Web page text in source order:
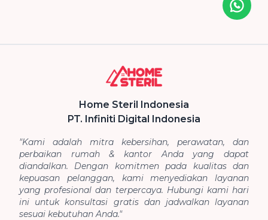
Icon
Home Steril Indonesia
PT. Infiniti Digital Indonesia
"Kami adalah mitra kebersihan, perawatan, dan
perbaikan rumah & kantor Anda yang dapat
diandalkan. Dengan komitmen pada kualitas dan
kepuasan pelanggan, kami menyediakan layanan
yang profesional dan terpercaya. Hubungi kami hari
ini untuk konsultasi gratis dan jadwalkan layanan
sesuai kebutuhan Anda."